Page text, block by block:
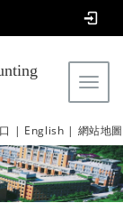
| English | 網站地圖